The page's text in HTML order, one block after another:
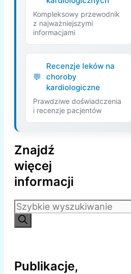
Kompleksowy przewodnik
z najważniejszymi
informacjami
Recenzje leków na
choroby
kardiologiczne
Prawdziwe doświadczenia
i recenzje pacjentów
Znajdź
więcej
informacji
Szukaj:
Publikacje,